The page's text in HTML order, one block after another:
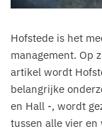
Hofstede is het
management. Op
artikel wordt
belangrijke
en Hall -, wordt
tussen alle vier en